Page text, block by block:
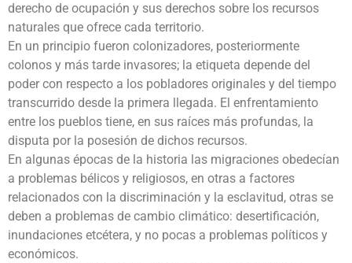
derecho de ocupación y sus derechos sobre los recursos
naturales que ofrece cada territorio.
En un principio fueron colonizadores, posteriormente
colonos y más tarde invasores; la etiqueta depende del
poder con respecto a los pobladores originales y del tiempo
transcurrido desde la primera llegada. El enfrentamiento
entre los pueblos tiene, en sus raíces más profundas, la
disputa por la posesión de dichos recursos.
En algunas épocas de la historia las migraciones obedecían
a problemas bélicos y religiosos, en otras a factores
relacionados con la discriminación y la esclavitud, otras se
deben a problemas de cambio climático: desertificación,
inundaciones etcétera, y no pocas a problemas políticos y
económicos.